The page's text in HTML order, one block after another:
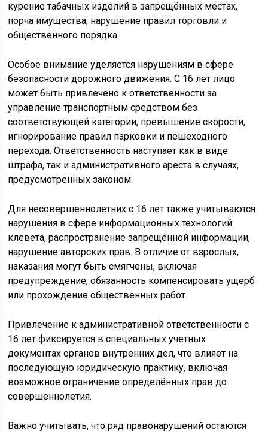
курение табачных изделий в запрещённых местах,
порча имущества, нарушение правил торговли и
общественного порядка.
Особое внимание уделяется нарушениям в сфере
безопасности дорожного движения. С 16 лет лицо
может быть привлечено к ответственности за
управление транспортным средством без
соответствующей категории, превышение скорости,
игнорирование правил парковки и пешеходного
перехода. Ответственность наступает как в виде
штрафа, так и административного ареста в случаях,
предусмотренных законом.
Для несовершеннолетних с 16 лет также учитываются
нарушения в сфере информационных технологий:
клевета, распространение запрещённой информации,
нарушение авторских прав. В отличие от взрослых,
наказания могут быть смягчены, включая
предупреждение, обязанность компенсировать ущерб
или прохождение общественных работ.
Привлечение к административной ответственности с
16 лет фиксируется в специальных учетных
документах органов внутренних дел, что влияет на
последующую юридическую практику, включая
возможное ограничение определённых прав до
совершеннолетия.
Важно учитывать, что ряд правонарушений остаются